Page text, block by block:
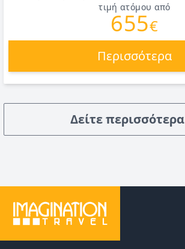
τιμή ατόμου από
655€
Περισσότερα
Δείτε περισσότερα